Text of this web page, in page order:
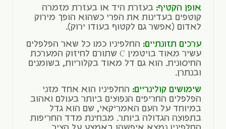
אופן הקטיף: בעזרת היד או בעזרת מזמרה
קוטפים בעדינות את הפרי כשהוא הופך מירוק
לאדום (אפשר גם לקטוף בעודו ירוק).
ערכים תזונתיים: החלפיניו כמו כל שאר הפלפלים
עשיר מאוד בויטמין C שתורם לחיזוק המערכת
החיסונית. הוא גם דל מאוד בקלוריות, בשומנים
ובנתרן.
שימושים קולינריים: החלפיניו הוא אחד מזני
הפלפלים החריפים הנפוצים ביותר בעולם ואהוב
במיוחד על העם האמריקאי, שם הוא גדל
בתפוצה הגדולה ביותר. מבחינת מדד החריפות